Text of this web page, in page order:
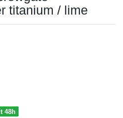
titanium / lime
48h